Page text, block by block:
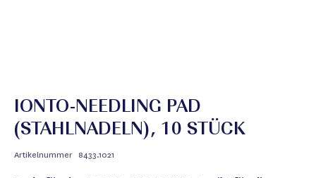
IONTO-NEEDLING PAD
(STAHLNADELN), 10 STÜCK
Artikelnummer 8433.1021